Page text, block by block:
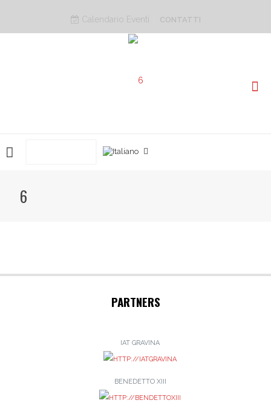
Calendario Eventi CONTATTI
6
PARTNERS
IAT GRAVINA
BENEDETTO XIII